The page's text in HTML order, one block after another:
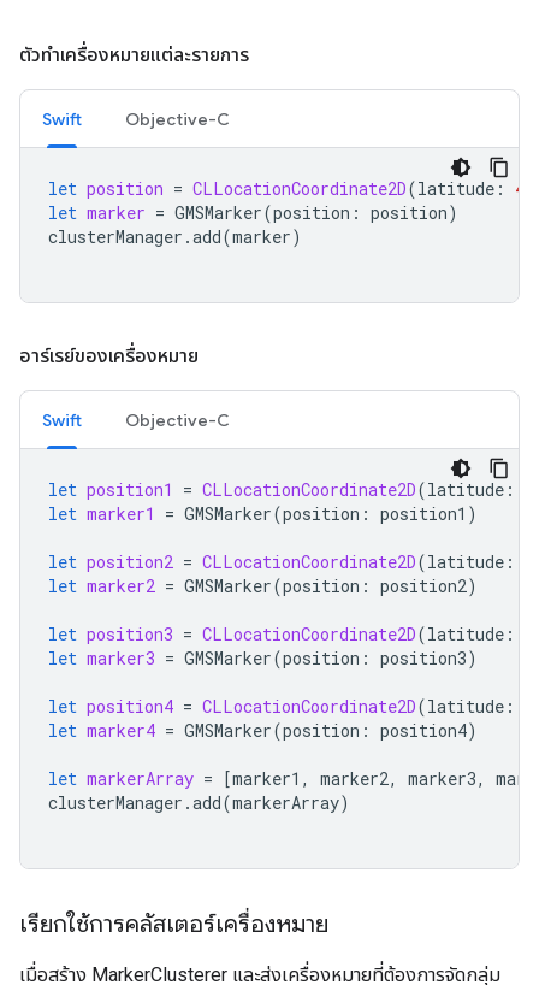
ตัวทำเครื่องหมายแต่ละรายการ
Swift Objective-C
let position = CLLocationCoordinate2D(latitude :
let marker = GMSMarker(position : position)
clusterManager .add(marker)
อาร์เรย์ของเครื่องหมาย
Swift Objective-C
let position1 = CLLocationCoordinate2D(latitude :
let marker1 = GMSMarker(position : position1 )
let position2 = CLLocationCoordinate2D(latitude :
let marker2 = GMSMarker(position : position2)
let position3 = CLLocationCoordinate2D(latitude :
let marker3 = GMSMarker(position : position3)
let position4 = CLLocationCoordinate2D(latitude :
let marker4 = GMSMarker(position : position4)
let markerArray = [marker1 , marker2, marker3,
clusterManager .add(markerArray)
เรียกใช้การคลัสเตอร์เครื่องหมาย
เมื่อสร้าง MarkerClusterer และส่งเครื่องหมายที่ต้องการจัดกลุ่ม